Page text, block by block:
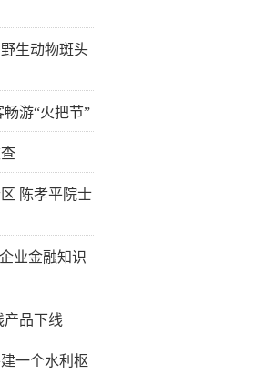
生动物斑头
游“火把节”
陈孝平院士
业金融知识
产品下线
一个水利枢